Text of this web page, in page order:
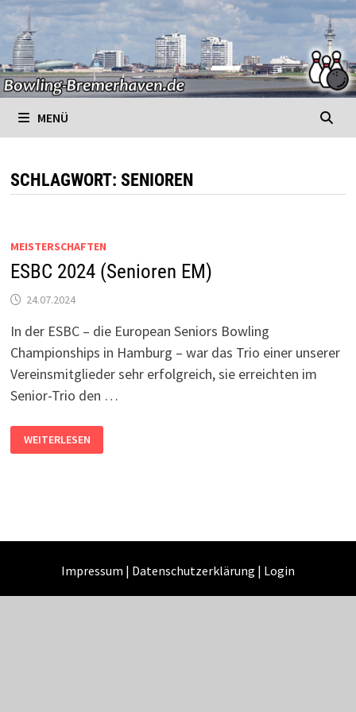
Zurück
zum
Inhalt
MENÜ
SCHLAGWORT: SENIOREN
MEISTERSCHAFTEN
ESBC 2024 (Senioren EM)
24.07.2024
In der ESBC – die European Seniors Bowling
Championships in Hamburg – war das Trio einer unserer
Vereinsmitglieder sehr erfolgreich, sie erreichten im
Senior-Trio den …
2024
(SENIOREN
WEITERLESEN
Impressum | Datenschutzerklärung | Login